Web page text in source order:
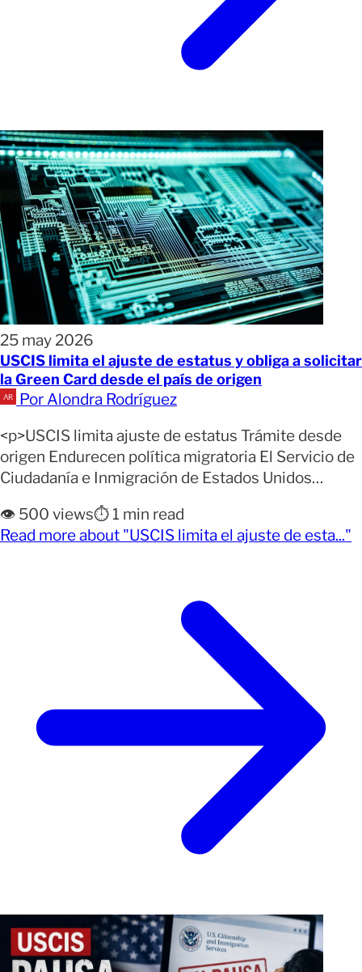
25 may 2026
USCIS limita el ajuste de estatus y obliga a solicitar
la Green Card desde el país de origen
Por Alondra Rodríguez
<p>USCIS limita ajuste de estatus Trámite desde
origen Endurecen política migratoria El Servicio de
Ciudadanía e Inmigración de Estados Unidos
residencia permanente dentro del país. La nueva
directriz establece que el ajuste de estatus solo
👁️ 500 views⏱️ 1 min read
Read more about "USCIS limita el ajuste de esta..."